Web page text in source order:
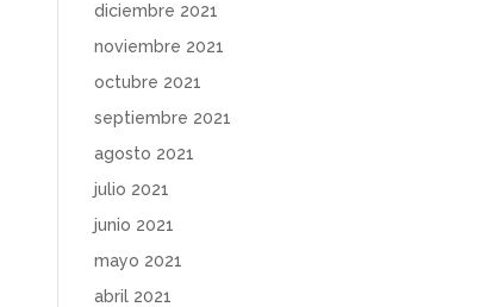
diciembre 2021
noviembre 2021
octubre 2021
septiembre 2021
agosto 2021
julio 2021
junio 2021
mayo 2021
abril 2021